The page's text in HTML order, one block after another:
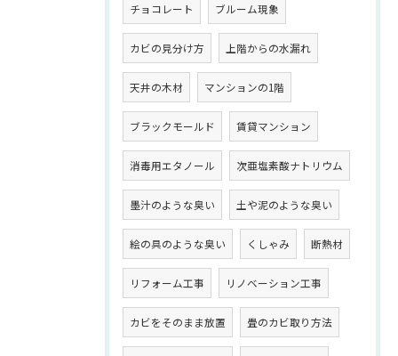
チョコレート ブルーム現象
カビの見分け方 上階からの水漏れ
天井の木材 マンションの1階
ブラックモールド 賃貸マンション
消毒用エタノール 次亜塩素酸ナトリウム
墨汁のような臭い 土や泥のような臭い
絵の具のような臭い くしゃみ 断熱材
リフォーム工事 リノベーション工事
カビをそのまま放置 畳のカビ取り方法